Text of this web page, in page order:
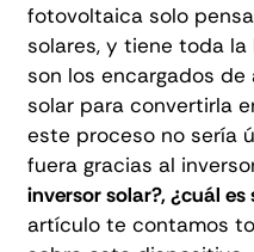
fotovoltaica solo
solares, y tiene toda
son los encargados
solar para convertirla
este proceso no sería
fuera gracias al
inversor solar?, ¿cuál es
artículo te contamos